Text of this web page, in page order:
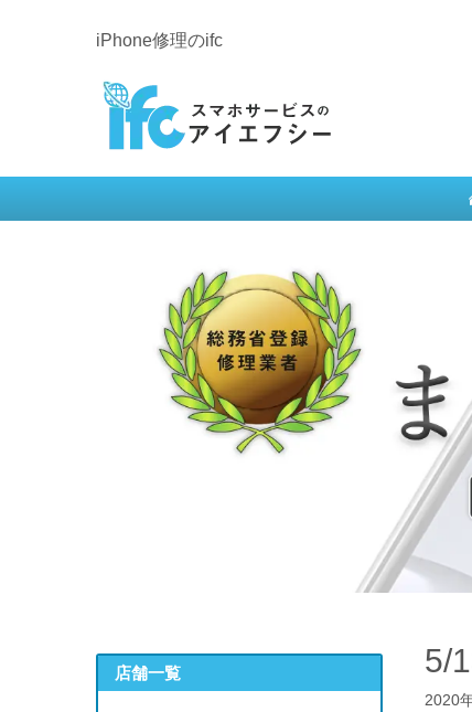
iPhone修理のifc
5/
2020
店舗一覧